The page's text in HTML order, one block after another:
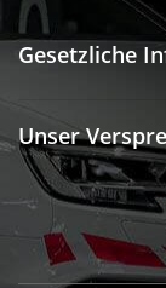
Gesetzliche
Unser